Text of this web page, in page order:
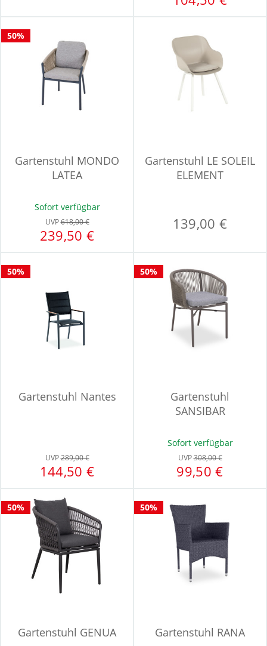
50%
Gartenstuhl MONDO
LATEA
Sofort verfügbar
UVP618,00 €
239,50 €
Gartenstuhl LE SOLEIL
ELEMENT
139,00 €
50%
Gartenstuhl Nantes
UVP289,00 €
144,50 €
50%
Gartenstuhl
SANSIBAR
Sofort verfügbar
UVP308,00 €
99,50 €
50%
Gartenstuhl GENUA
50%
Gartenstuhl RANA